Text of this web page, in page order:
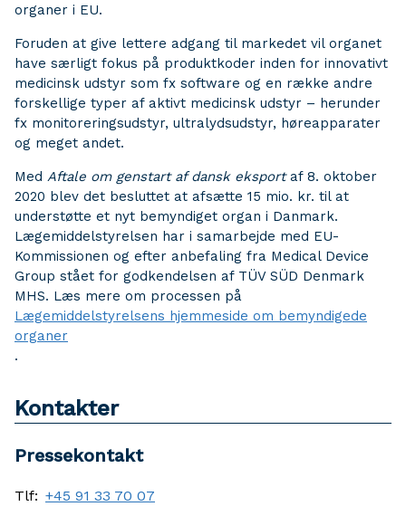
organer i EU.
Foruden at give lettere adgang til markedet vil organet
have særligt fokus på produktkoder inden for innovativt
medicinsk udstyr som fx software og en række andre
forskellige typer af aktivt medicinsk udstyr – herunder
fx monitoreringsudstyr, ultralydsudstyr, høreapparater
og meget andet.
Med Aftale om genstart af dansk eksportaf 8. oktober
2020 blev det besluttet at afsætte 15 mio. kr. til at
understøtte et nyt bemyndiget organ i Danmark.
Lægemiddelstyrelsen har i samarbejde med EU-
Kommissionen og efter anbefaling fra Medical Device
Group stået for godkendelsen af TÜV SÜD Denmark
MHS. Læs mere om processen på
Lægemiddelstyrelsens hjemmeside om bemyndigede
organer
.
Kontakter
Pressekontakt
Tlf: +45 91 33 70 07